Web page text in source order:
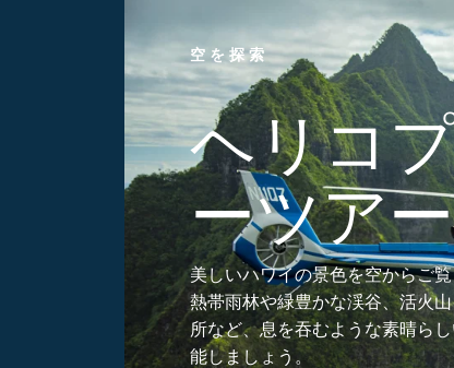
空を探索
ヘリコ
ーツアー
美しいハワイの景色を空からご
熱帯雨林や緑豊かな渓谷、活火
所など、息を吞むような素晴ら
能しましょう。